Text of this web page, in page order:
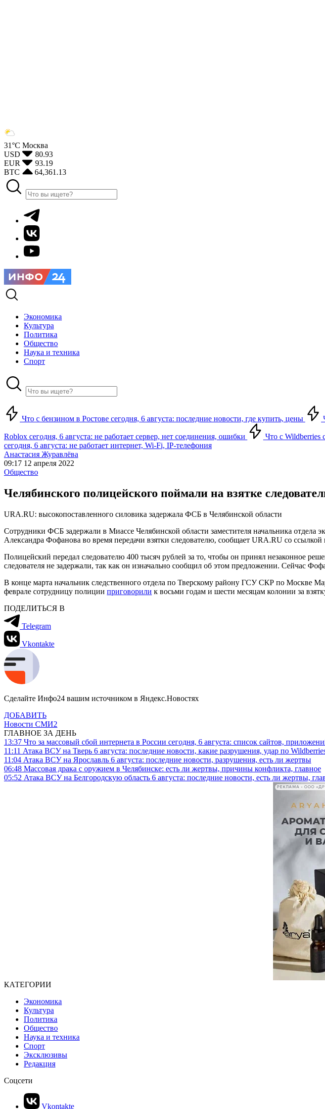
31°С Москва
USD
80.93
EUR
93.19
BTC
64,361.13
Экономика
Культура
Политика
Общество
Наука и техника
Спорт
Что с бензином в Ростове сегодня, 6 августа: последние новости, где купить, цены
Roblox сегодня, 6 августа: не работает сервер, нет соединения, ошибки Что с Wildberries
сегодня, 6 августа: не работает интернет, Wi-Fi, IP-телефония
Анастасия Журавлёва
09:17 12 апреля 2022
Общество
Челябинского полицейского поймали на взятке
URA.RU: высокопоставленного силовика задержала ФСБ в Челябинской области
Сотрудники ФСБ задержали в Миассе Челябинской области заместителя начальника
Александра Фофанова во время передачи взятки следователю, сообщает URA.RU со ссылкой
Полицейский передал следователю 400 тысяч рублей за то, чтобы он принял незаконное
следователя не задержали, так как он изначально сообщил об этом предложении. Сейчас
В конце марта начальник следственного отдела по Тверскому району ГСУ СКР по Москве
феврале сотрудницу полиции приговорили к восьми годам и шести месяцам колонии за
ПОДЕЛИТЬСЯ В
Telegram
Vkontakte
Сделайте Инфо24 вашим источником в Яндекс.Новостях
ДОБАВИТЬ
Новости СМИ2
ГЛАВНОЕ ЗА ДЕНЬ
13:37 Что за массовый сбой интернета в России сегодня, 6 августа: список сайтов,
11:11 Атака ВСУ на Тверь 6 августа: последние новости, какие разрушения, удар по
11:04 Атака ВСУ на Ярославль 6 августа: последние новости, разрушения, есть ли жертвы
06:48 Массовая драка с оружием в Челябинске: есть ли жертвы, причины конфликта, главное
05:52 Атака ВСУ на Белгородскую область 6 августа: последние новости, есть ли жертвы,
КАТЕГОРИИ
Экономика
Культура
Политика
Общество
Наука и техника
Спорт
Эксклюзивы
Редакция
Соцсети
Vkontakte